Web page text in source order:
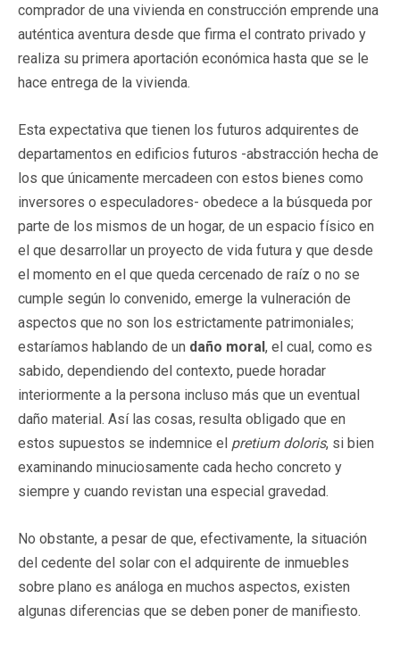
comprador de una vivienda en construcción emprende una
auténtica aventura desde que firma el contrato privado y
realiza su primera aportación económica hasta que se le
hace entrega de la vivienda.
Esta expectativa que tienen los futuros adquirentes de
departamentos en edificios futuros -abstracción hecha de
los que únicamente mercadeen con estos bienes como
inversores o especuladores- obedece a la búsqueda por
parte de los mismos de un hogar, de un espacio físico en
el que desarrollar un proyecto de vida futura y que desde
el momento en el que queda cercenado de raíz o no se
cumple según lo convenido, emerge la vulneración de
aspectos que no son los estrictamente patrimoniales;
estaríamos hablando de un daño moral, el cual, como es
sabido, dependiendo del contexto, puede horadar
interiormente a la persona incluso más que un eventual
daño material. Así las cosas, resulta obligado que en
estos supuestos se indemnice el pretium doloris, si bien
examinando minuciosamente cada hecho concreto y
siempre y cuando revistan una especial gravedad.
No obstante, a pesar de que, efectivamente, la situación
del cedente del solar con el adquirente de inmuebles
sobre plano es análoga en muchos aspectos, existen
algunas diferencias que se deben poner de manifiesto.